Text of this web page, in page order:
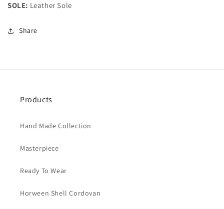
SOLE: Leather Sole
Share
Products
Hand Made Collection
Masterpiece
Ready To Wear
Horween Shell Cordovan